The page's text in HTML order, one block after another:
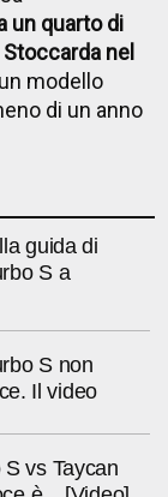
un quarto di
nel
modello
di un anno
guida di
S a
S non
Il video
vs Taycan